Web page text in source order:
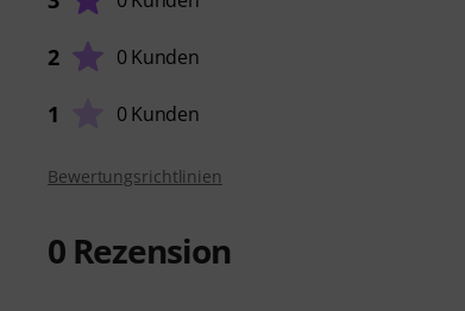
2 0 Kunden
1 0 Kunden
Bewertungsrichtlinien
0 Rezension